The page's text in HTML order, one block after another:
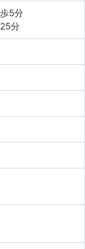
5分
分